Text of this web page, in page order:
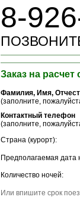
8-
Заказ на расчет
Фамилия, Имя,
(заполните,
Контактный телефон
(заполните,
Страна (курорт):
Предполагаемая дата
Количество ночей:
Или впишите срок